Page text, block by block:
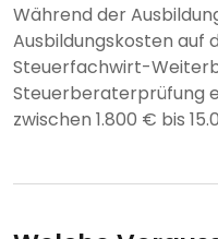
Während der
Ausbildungskosten auf
Steuerfachwirt-
Steuerberaterprüfung
zwischen 1.800 € bis